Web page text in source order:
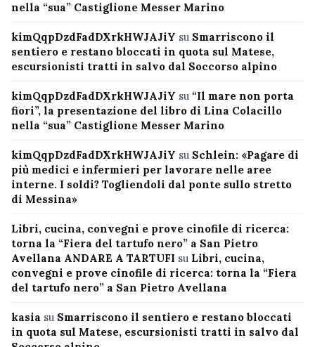
nella “sua” Castiglione Messer Marino
kimQqpDzdFadDXrkHWJAJiY su Smarriscono il
sentiero e restano bloccati in quota sul Matese,
escursionisti tratti in salvo dal Soccorso alpino
kimQqpDzdFadDXrkHWJAJiY su “Il mare non porta
fiori”, la presentazione del libro di Lina Colacillo
nella “sua” Castiglione Messer Marino
kimQqpDzdFadDXrkHWJAJiY su Schlein: «Pagare di
più medici e infermieri per lavorare nelle aree
interne. I soldi? Togliendoli dal ponte sullo stretto
di Messina»
Libri, cucina, convegni e prove cinofile di ricerca:
torna la “Fiera del tartufo nero” a San Pietro
Avellana ANDARE A TARTUFI su Libri, cucina,
convegni e prove cinofile di ricerca: torna la “Fiera
del tartufo nero” a San Pietro Avellana
kasia su Smarriscono il sentiero e restano bloccati
in quota sul Matese, escursionisti tratti in salvo dal